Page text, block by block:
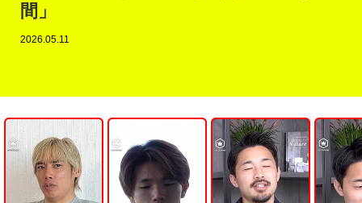
間」
2026.05.11